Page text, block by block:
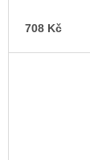
708 Kč